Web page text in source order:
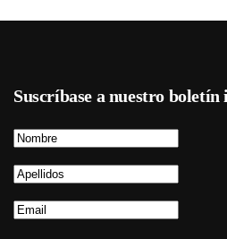
Suscríbase a nuestro